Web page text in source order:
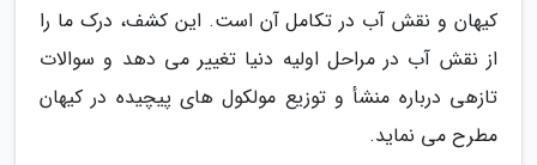
کیهان و نقش آب در تکامل آن است. این کشف، درک ما را
از نقش آب در مراحل اولیه دنیا تغییر می دهد و سوالات
تازهی درباره منشأ و توزیع مولکول های پیچیده در کیهان
مطرح می نماید.